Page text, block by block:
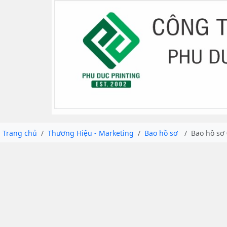
Trang chủ Thương Hiệu - Marketing Bao hồ sơ Bao hồ sơ